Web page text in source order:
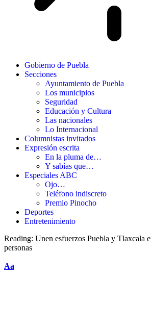
Gobierno de Puebla
Secciones
Ayuntamiento de Puebla
Los municipios
Seguridad
Educación y Cultura
Las nacionales
Lo Internacional
Columnistas invitados
Expresión escrita
En la pluma de…
Y sabías que…
Especiales ABC
Ojo…
Teléfono indiscreto
Premio Pinocho
Deportes
Entretenimiento
Reading: Unen esfuerzos Puebla y Tlaxcala
personas
Aa